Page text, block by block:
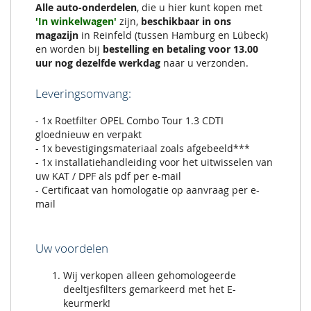
Alle auto-onderdelen, die u hier kunt kopen met
'In winkelwagen' zijn, beschikbaar in ons
magazijn in Reinfeld (tussen Hamburg en Lübeck)
en worden bij bestelling en betaling voor 13.00
uur nog dezelfde werkdag naar u verzonden.
Leveringsomvang:
- 1x Roetfilter OPEL Combo Tour 1.3 CDTI
gloednieuw en verpakt
- 1x bevestigingsmateriaal zoals afgebeeld***
- 1x installatiehandleiding voor het uitwisselen van
uw KAT / DPF als pdf per e-mail
- Certificaat van homologatie op aanvraag per e-
mail
Uw voordelen
Wij verkopen alleen gehomologeerde
deeltjesfilters gemarkeerd met het E-
keurmerk!